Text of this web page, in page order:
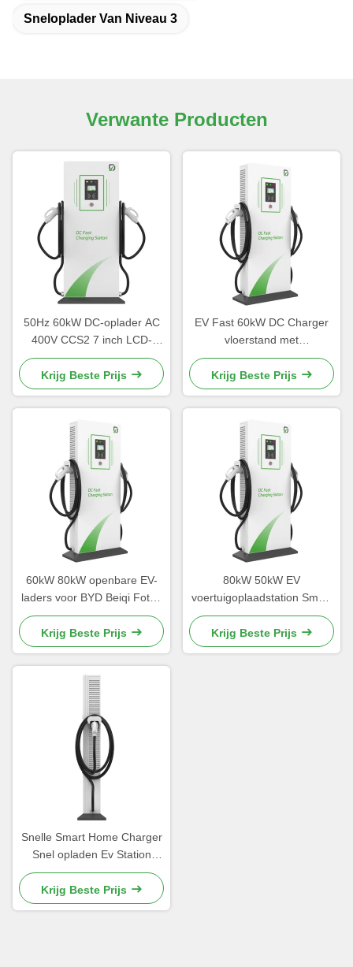
Sneloplader Van Niveau 3
Verwante Producten
50Hz 60kW DC-oplader AC
400V CCS2 7 inch LCD-
scherm met volledige
elektrische bescherming
Krijg Beste Prijs
EV Fast 60kW DC Charger
vloerstand met
geavanceerde
energieconversie
technologie
Krijg Beste Prijs
60kW 80kW openbare EV-
laders voor BYD Beiqi Foton
Yutong CCS/GBT Port
Krijg Beste Prijs
80kW 50kW EV
voertuigoplaadstation Smart
Control met OCPP
management systeem
Krijg Beste Prijs
Snelle Smart Home Charger
Snel opladen Ev Station
Stofvrij
Krijg Beste Prijs